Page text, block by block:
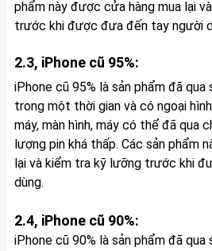
phẩm này được cửa hàng mua lại
trước khi được đưa đến tay người
2.3, iPhone cũ 95%:
iPhone cũ 95% là sản phẩm đã
trong một thời gian và có ngoại
máy, màn hình, máy có thể đã qua
lượng pin khá thấp. Các sản phẩm
lại và kiểm tra kỹ lưỡng trước khi
dùng.
2.4, iPhone cũ 90%:
iPhone cũ 90% là sản phẩm đã